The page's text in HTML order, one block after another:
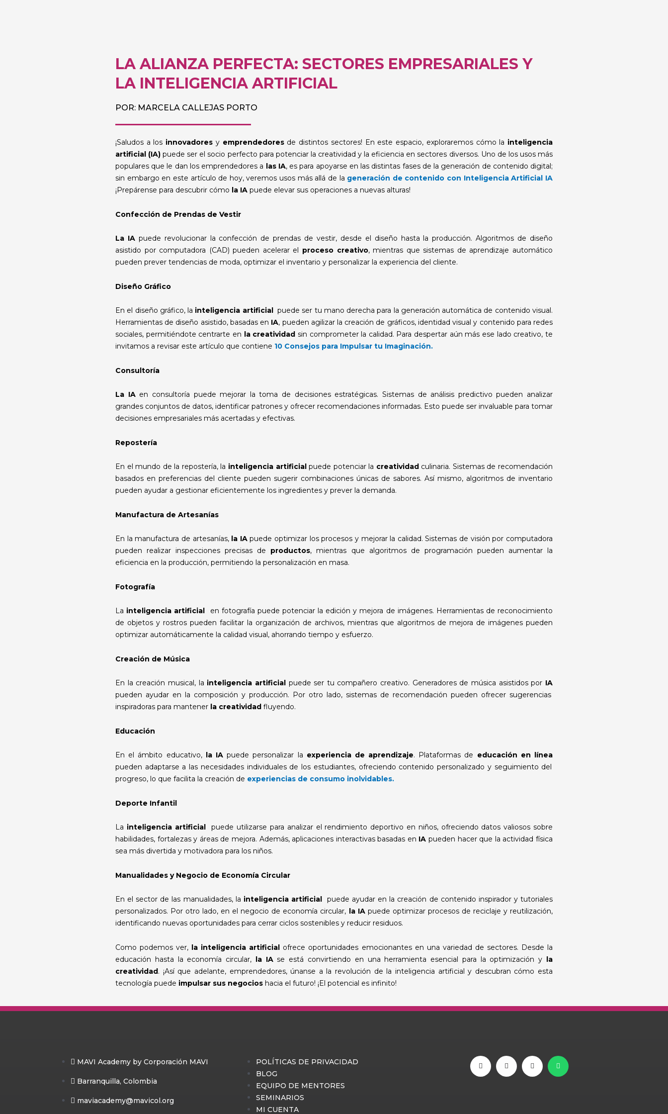
LA ALIANZA PERFECTA: SECTORES EMPRESARIALES Y
LA INTELIGENCIA ARTIFICIAL
POR: MARCELA CALLEJAS PORTO
¡Saludos a los innovadores y emprendedoresde distintos sectores! En este espacio, exploraremos cómo la inteligencia
artificial (IA) puede ser el socio perfecto para potenciar la creatividad y la eficiencia en sectores diversos. Uno de los usos más
populares que le dan los emprendedores a las IA, es para apoyarse en las distintas fases de la generación de contenido digital;
sin embargo en este artículo de hoy, veremos usos más allá de la generación de contenido con Inteligencia Artificial IA
¡Prepárense para descubrir cómo la IA puede elevar sus operaciones a nuevas alturas!
Confección de Prendas de Vestir
La IApuede revolucionar la confección de prendas de vestir, desde el diseño hasta la producción. Algoritmos de diseño
asistido por computadora (CAD) pueden acelerar el proceso creativo, mientras que sistemas de aprendizaje automático
pueden prever tendencias de moda, optimizar el inventario y personalizar la experiencia del cliente.
Diseño Gráfico
En el diseño gráfico, la inteligencia artificial puede ser tu mano derecha para la generación automática de contenido visual.
Herramientas de diseño asistido, basadas en IA, pueden agilizar la creación de gráficos, identidad visual y contenido para redes
sociales, permitiéndote centrarte en la creatividad sin comprometer la calidad. Para despertar aún más ese lado creativo, te
invitamos a revisar este artículo que contiene 10 Consejos para Impulsar tu Imaginación.
Consultoría
La IA en consultoría puede mejorar la toma de decisiones estratégicas. Sistemas de análisis predictivo pueden analizar
grandes conjuntos de datos, identificar patrones y ofrecer recomendaciones informadas. Esto puede ser invaluable para tomar
decisiones empresariales más acertadas y efectivas.
Repostería
En el mundo de la repostería, la inteligencia artificialpuede potenciar la creatividadculinaria. Sistemas de recomendación
basados en preferencias del cliente pueden sugerir combinaciones únicas de sabores. Así mismo, algoritmos de inventario
pueden ayudar a gestionar eficientemente los ingredientes y prever la demanda.
Manufactura de Artesanías
En la manufactura de artesanías, la IApuede optimizar los procesos y mejorar la calidad. Sistemas de visión por computadora
pueden realizar inspecciones precisas de productos, mientras que algoritmos de programación pueden aumentar la
eficiencia en la producción, permitiendo la personalización en masa.
Fotografía
La inteligencia artificial
en fotografía puede potenciar la edición y mejora de imágenes. Herramientas de reconocimiento
de objetos y rostros pueden facilitar la organización de archivos, mientras que algoritmos de mejora de imágenes pueden
optimizar automáticamente la calidad visual, ahorrando tiempo y esfuerzo.
Creación de Música
En la creación musical, la inteligencia artificial puede ser tu compañero creativo. Generadores de música asistidos por IA
pueden ayudar en la composición y producción. Por otro lado, sistemas de recomendación pueden ofrecer sugerencias
inspiradoras para mantener la creatividad fluyendo.
Educación
En el ámbito educativo,la IApuede personalizar la experiencia de aprendizaje. Plataformas de educación en línea
pueden adaptarse a las necesidades individuales de los estudiantes, ofreciendo contenido personalizado y seguimiento del
progreso, lo que facilita la creación de experiencias de consumo inolvidables.
Deporte Infantil
La inteligencia artificial
puede utilizarse para analizar el rendimiento deportivo en niños, ofreciendo datos valiosos sobre
habilidades, fortalezas y áreas de mejora. Además, aplicaciones interactivas basadas en IA pueden hacer que la actividad física
sea más divertida y motivadora para los niños.
Manualidades y Negocio de Economía Circular
En el sector de las manualidades, la inteligencia artificial puede ayudar en la creación de contenido inspirador y tutoriales
personalizados. Por otro lado, en el negocio de economía circular, la IApuede optimizar procesos de reciclaje y reutilización,
identificando nuevas oportunidades para cerrar ciclos sostenibles y reducir residuos.
Como podemos ver, la inteligencia artificial ofrece oportunidades emocionantes en una variedad de sectores. Desde la
educación hasta la economía circular, la IAse está convirtiendo en una herramienta esencial para la optimización y la
creatividad. ¡Así que adelante, emprendedores, únanse a la revolución de la inteligencia artificial y descubran cómo esta
tecnología puede impulsar sus negocios hacia el futuro! ¡El potencial es infinito!
MAVI Academy by Corporación MAVI
Barranquilla, Colombia
maviacademy@mavicol.org
POLÍTICAS DE PRIVACIDAD
BLOG
EQUIPO DE MENTORES
SEMINARIOS
MI CUENTA
T
i
t
Y
o
t
I
n
t
W
h
t